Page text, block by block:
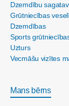
Dzemdību
Grūtniecības
Dzemdības
Sports
Uzturs
Vecmāšu vizītes
Mans bērns